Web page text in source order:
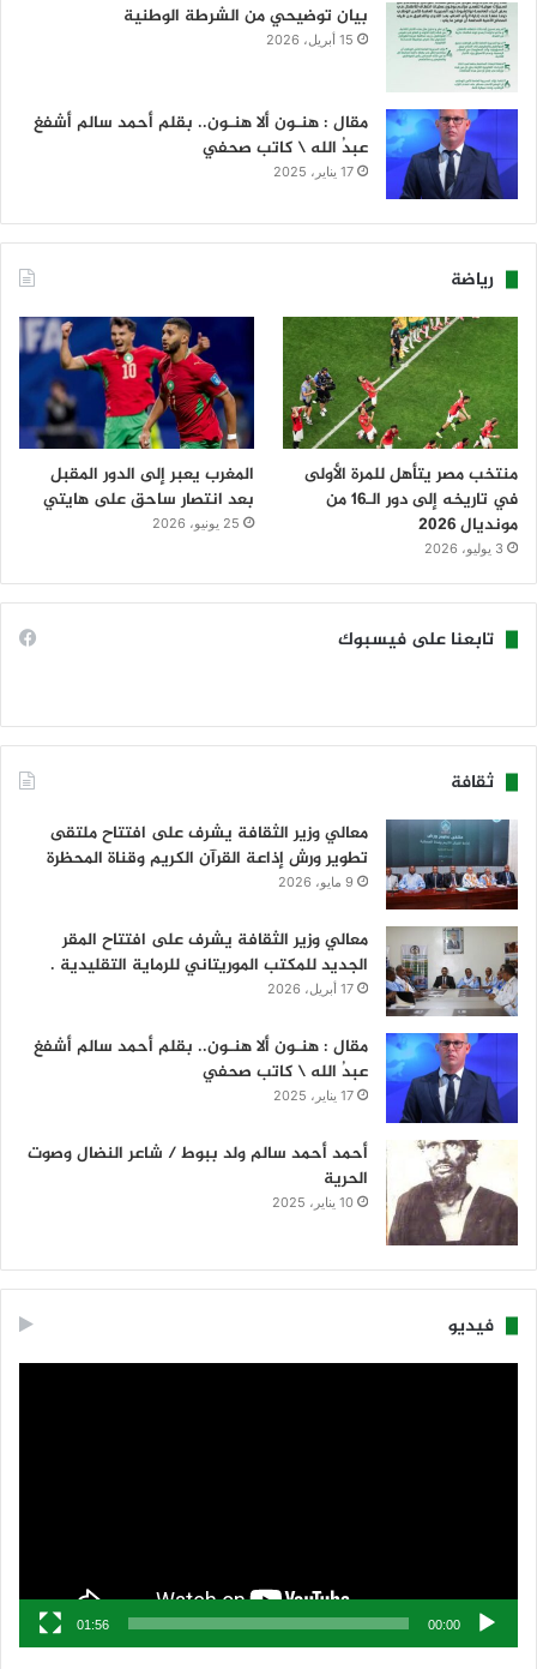
بيان توضيحي من الشرطة الوطنية
15 أبريل، 2026
مقال : هنـون ألا هنـون.. بقلم أحمد سالم أشفغ
عبدُ الله \ كاتب صحفي
17 يناير، 2025
رياضة
منتخب مصر يتأهل للمرة الأولى
في تاريخه إلى دور الـ16 من
مونديال 2026
3 يوليو، 2026
المغرب يعبر إلى الدور المقبل
بعد انتصار ساحق على هايتي
25 يونيو، 2026
تابعنا على فيسبوك
ثقافة
معالي وزير الثقافة يشرف على افتتاح ملتقى
تطوير ورش إذاعة القرآن الكريم وقناة المحظرة
9 مايو، 2026
معالي وزير الثقافة يشرف على افتتاح المقر
الجديد للمكتب الموريتاني للرماية التقليدية .
17 أبريل، 2026
مقال : هنـون ألا هنـون.. بقلم أحمد سالم أشفغ
عبدُ الله \ كاتب صحفي
17 يناير، 2025
أحمد أحمد سالم ولد ببوط / شاعر النضال وصوت
الحرية
10 يناير، 2025
فيديو
00:00
01:56